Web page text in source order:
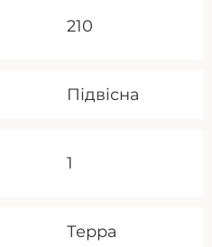
210
Підвісна
1
Терра